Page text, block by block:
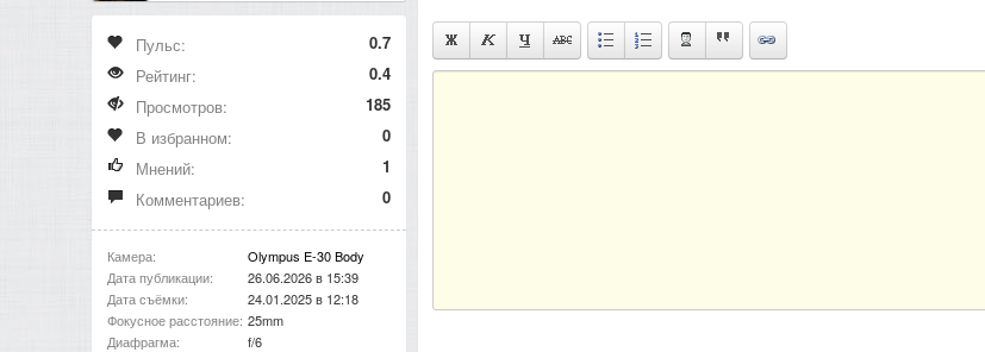
Пульс:
0.7
Рейтинг:
0.4
Просмотров:
185
В избранном:
0
Мнений:
1
Комментариев:
0
Камера:
Olympus E-30 Body
Дата публикации:
26.06.2026 в 15:39
Дата съёмки:
24.01.2025 в 12:18
Фокусное расстояние: 25mm
Диафрагма:
f/6